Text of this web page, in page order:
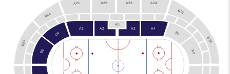
A4
B1
B2
A3
A2
A0
A1
D4
D3
A24
B21
D24
D23 B22
A23
A22
A21